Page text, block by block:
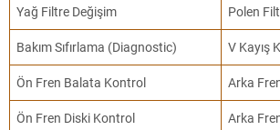
Yağ Filtre Değişim Polen
Bakım Sıfırlama (Diagnostic) V Kayış
Ön Fren Balata Kontrol Arka
Ön Fren Diski Kontrol Arka